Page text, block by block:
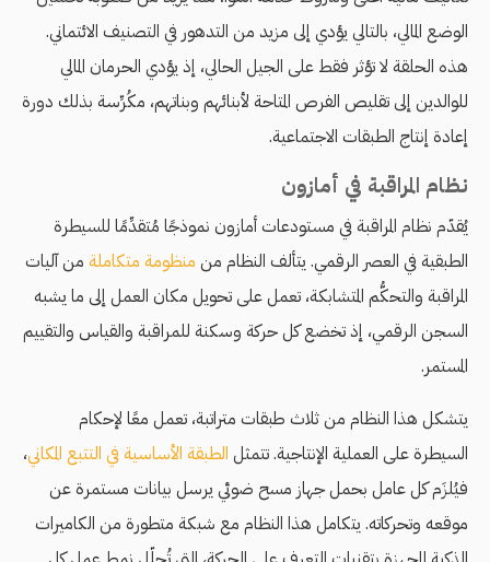
الوضع المالي، بالتالي يؤدي إلى مزيد من التدهور في التصنيف الائتماني.
هذه الحلقة لا تؤثر فقط على الجيل الحالي، إذ يؤدي الحرمان المالي
للوالدين إلى تقليص الفرص المتاحة لأبنائهم وبناتهم، مكُرِّسة بذلك دورة
إعادة إنتاج الطبقات الاجتماعية.
نظام المراقبة في أمازون
يُقدّم نظام المراقبة في مستودعات أمازون نموذجًا مُتقدِّمًا للسيطرة
الطبقية في العصر الرقمي. يتألف النظام من منظومة متكاملة من آليات
المراقبة والتحكُّم المتشابكة، تعمل على تحويل مكان العمل إلى ما يشبه
السجن الرقمي، إذ تخضع كل حركة وسكنة للمراقبة والقياس والتقييم
المستمر.
يتشكل هذا النظام من ثلاث طبقات متراتبة، تعمل معًا لإحكام
السيطرة على العملية الإنتاجية. تتمثل الطبقة الأساسية في التتبع المكاني،
فيُلزَم كل عامل بحمل جهاز مسح ضوئي يرسل بيانات مستمرة عن
موقعه وتحركاته. يتكامل هذا النظام مع شبكة متطورة من الكاميرات